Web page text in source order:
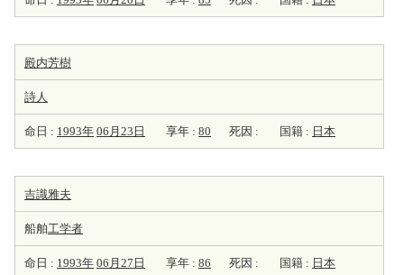
殿内芳樹
詩人
命日 : 1993年 06月23日 享年 : 80 死因 : 国籍 : 日本
吉識雅夫
船舶工学者
命日 : 1993年 06月27日 享年 : 86 死因 : 国籍 : 日本